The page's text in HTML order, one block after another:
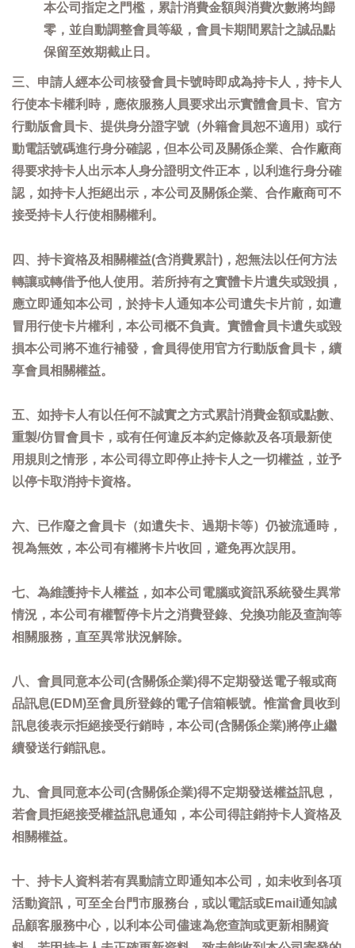
本公司指定之門檻，累計消費金額與消費次數將均歸
零，並自動調整會員等級，會員卡期間累計之誠品點
保留至效期截止日。
三、申請人經本公司核發會員卡號時即成為持卡人，持卡人
行使本卡權利時，應依服務人員要求出示實體會員卡、官方
行動版會員卡、提供身分證字號（外籍會員恕不適用）或行
動電話號碼進行身分確認，但本公司及關係企業、合作廠商
得要求持卡人出示本人身分證明文件正本，以利進行身分確
認，如持卡人拒絕出示，本公司及關係企業、合作廠商可不
接受持卡人行使相關權利。
四、持卡資格及相關權益(含消費累計)，恕無法以任何方法
轉讓或轉借予他人使用。若所持有之實體卡片遺失或毀損，
應立即通知本公司，於持卡人通知本公司遺失卡片前，如遭
冒用行使卡片權利，本公司概不負責。實體會員卡遺失或毀
損本公司將不進行補發，會員得使用官方行動版會員卡，續
享會員相關權益。
五、如持卡人有以任何不誠實之方式累計消費金額或點數、
重製/仿冒會員卡，或有任何違反本約定條款及各項最新使
用規則之情形，本公司得立即停止持卡人之一切權益，並予
以停卡取消持卡資格。
六、已作廢之會員卡（如遺失卡、過期卡等）仍被流通時，
視為無效，本公司有權將卡片收回，避免再次誤用。
七、為維護持卡人權益，如本公司電腦或資訊系統發生異常
情況，本公司有權暫停卡片之消費登錄、兌換功能及查詢等
相關服務，直至異常狀況解除。
八、會員同意本公司(含關係企業)得不定期發送電子報或商
品訊息(EDM)至會員所登錄的電子信箱帳號。惟當會員收到
訊息後表示拒絕接受行銷時，本公司(含關係企業)將停止繼
續發送行銷訊息。
九、會員同意本公司(含關係企業)得不定期發送權益訊息，
若會員拒絕接受權益訊息通知，本公司得註銷持卡人資格及
相關權益。
十、持卡人資料若有異動請立即通知本公司，如未收到各項
活動資訊，可至全台門市服務台，或以電話或Email通知誠
品顧客服務中心，以利本公司儘速為您查詢或更新相關資